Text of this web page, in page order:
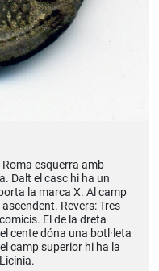
esquerra amb
Dalt el casc hi ha un
la marca X. Al camp
Revers: Tres
El de la dreta
cente dóna una botl·leta
camp superior hi ha la